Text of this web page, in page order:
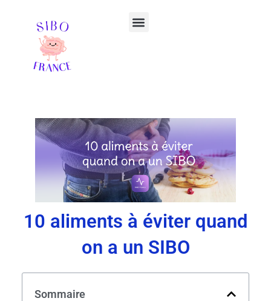
contenu
Menu
10 aliments à éviter quand
on a un SIBO
Sommaire